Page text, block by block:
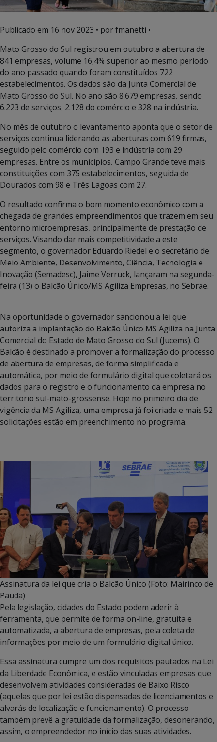
Publicado em 16 nov 2023 • por fmanetti •
Mato Grosso do Sul registrou em outubro a abertura de
841 empresas, volume 16,4% superior ao mesmo período
do ano passado quando foram constituídos 722
estabelecimentos. Os dados são da Junta Comercial de
Mato Grosso do Sul. No ano são 8.679 empresas, sendo
6.223 de serviços, 2.128 do comércio e 328 na indústria.
No mês de outubro o levantamento aponta que o setor de
serviços continua liderando as aberturas com 619 firmas,
seguido pelo comércio com 193 e indústria com 29
empresas. Entre os municípios, Campo Grande teve mais
constituições com 375 estabelecimentos, seguida de
Dourados com 98 e Três Lagoas com 27.
O resultado confirma o bom momento econômico com a
chegada de grandes empreendimentos que trazem em seu
entorno microempresas, principalmente de prestação de
serviços. Visando dar mais competitividade a este
segmento, o governador Eduardo Riedel e o secretário de
Meio Ambiente, Desenvolvimento, Ciência, Tecnologia e
Inovação (Semadesc), Jaime Verruck, lançaram na segunda-
feira (13) o Balcão Único/MS Agiliza Empresas, no Sebrae.
Na oportunidade o governador sancionou a lei que
autoriza a implantação do Balcão Único MS Agiliza na Junta
Comercial do Estado de Mato Grosso do Sul (Jucems). O
Balcão é destinado a promover a formalização do processo
de abertura de empresas, de forma simplificada e
automática, por meio de formulário digital que coletará os
dados para o registro e o funcionamento da empresa no
território sul-mato-grossense. Hoje no primeiro dia de
vigência da MS Agiliza, uma empresa já foi criada e mais 52
solicitações estão em preenchimento no programa.
Assinatura da lei que cria o Balcão Único (Foto: Mairinco de
Pauda)
Pela legislação, cidades do Estado podem aderir à
ferramenta, que permite de forma on-line, gratuita e
automatizada, a abertura de empresas, pela coleta de
informações por meio de um formulário digital único.
Essa assinatura cumpre um dos requisitos pautados na Lei
da Liberdade Econômica, e estão vinculadas empresas que
desenvolvem atividades consideradas de Baixo Risco
(aquelas que por lei estão dispensadas de licenciamentos e
alvarás de localização e funcionamento). O processo
também prevê a gratuidade da formalização, desonerando,
assim, o empreendedor no início das suas atividades.